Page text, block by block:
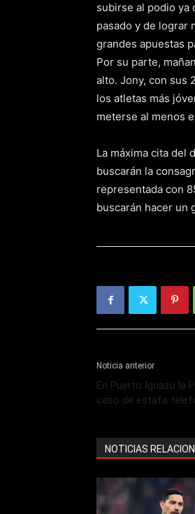
subirse al podio ya
pasado y de lograr
grandes apuestas
Por su parte,
alto. Jony, con sus
los atletas más
meterse al menos
La máxima cita del
buscarán la
representada con
buscarán hacer un
Noticia anterior
En Puerto Iguazú la
caso de estafa
NOTICIAS